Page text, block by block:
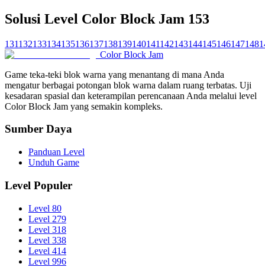
Solusi Level Color Block Jam 153
131132133134135136137138139140141142143144145146147148
Color Block Jam
Game teka-teki blok warna yang menantang di mana Anda
mengatur berbagai potongan blok warna dalam ruang terbatas. Uji
kesadaran spasial dan keterampilan perencanaan Anda melalui level
Color Block Jam yang semakin kompleks.
Sumber Daya
Panduan Level
Unduh Game
Level Populer
Level 80
Level 279
Level 318
Level 338
Level 414
Level 996